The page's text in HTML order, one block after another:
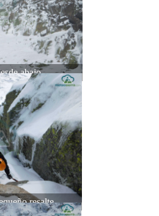
abajo
resalte